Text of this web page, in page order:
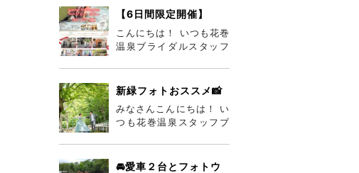
が明けそう
【6日間限定開催】
8/11～16♡お盆サマー
ウエディングフェア♡
こんにちは！ いつも花巻
温泉ブライダルスタッフ
ありがとうございます☆
来月8月
新緑フォトおススメ📸
みなさんこんにちは！ い
つも花巻温泉スタッフブ
ます(๑•
🚘愛車２台とフォトウ